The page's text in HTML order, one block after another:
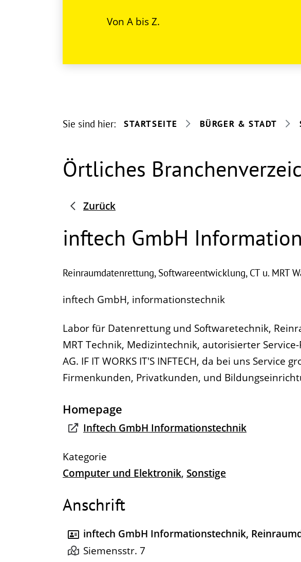
Von A bis Z.
Sie sind hier: STARTSEITE BÜRGER & STADT
Örtliches
Zurück
inftech GmbH
Reinraumdatenrettung, Softwareentwicklung, CT u. MRT
inftech GmbH, informationstechnik
Labor für Datenrettung und Softwaretechnik,
MRT Technik, Medizintechnik, autorisierter
AG. IF IT WORKS IT'S INFTECH, da bei uns
Firmenkunden, Privatkunden, und
Homepage
Inftech GmbH Informationstechnik
Computer und Elektronik, Sonstige
Anschrift
inftech GmbH Informationstechnik,
Siemensstr. 7